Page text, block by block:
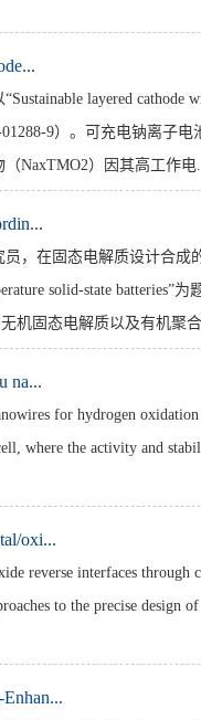
layered cathode
01288-9）。可充电钠离子
NaxTMO2）因其高工作电...
，在固态电解质设计合成
solid-state batteries”为
机固态电解质以及有机聚
na...
for hydrogen
where the activity and
oxi...
reverse interfaces through
to the precise design